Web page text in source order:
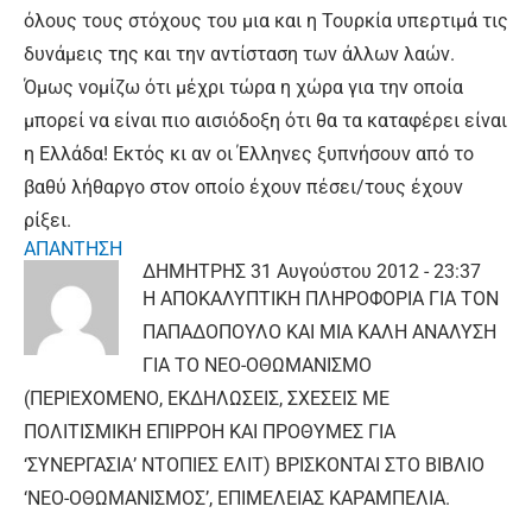
όλους τους στόχους του μια και η Τουρκία υπερτιμά τις
δυνάμεις της και την αντίσταση των άλλων λαών.
Όμως νομίζω ότι μέχρι τώρα η χώρα για την οποία
μπορεί να είναι πιο αισιόδοξη ότι θα τα καταφέρει είναι
η Ελλάδα! Εκτός κι αν οι Έλληνες ξυπνήσουν από το
βαθύ λήθαργο στον οποίο έχουν πέσει/τους έχουν
ρίξει.
ΑΠΑΝΤΗΣΗ
ΔΗΜΗΤΡΗΣ 31 Αυγούστου 2012 - 23:37
H ΑΠΟΚΑΛΥΠΤΙΚΗ ΠΛΗΡΟΦΟΡΙΑ ΓΙΑ ΤΟΝ
ΠΑΠΑΔΟΠΟΥΛΟ ΚΑΙ ΜΙΑ ΚΑΛΗ ΑΝΑΛΥΣΗ
ΓΙΑ ΤΟ ΝΕΟ-ΟΘΩΜΑΝΙΣΜΟ
(ΠΕΡΙΕΧΟΜΕΝΟ, ΕΚΔΗΛΩΣΕΙΣ, ΣΧΕΣΕΙΣ ΜΕ
ΠΟΛΙΤΙΣΜΙΚΗ ΕΠΙΡΡΟΗ ΚΑΙ ΠΡΟΘΥΜΕΣ ΓΙΑ
‘ΣΥΝΕΡΓΑΣΙΑ’ ΝΤΟΠΙΕΣ ΕΛΙΤ) ΒΡΙΣΚΟΝΤΑΙ ΣΤΟ ΒΙΒΛΙΟ
‘ΝΕΟ-ΟΘΩΜΑΝΙΣΜΟΣ’, ΕΠΙΜΕΛΕΙΑΣ ΚΑΡΑΜΠΕΛΙΑ.